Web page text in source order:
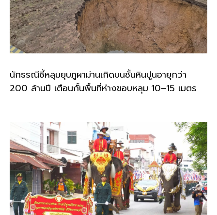
นักธรณีชี้หลุมยุบภูผาม่านเกิดบนชั้นหินปูนอายุกว่า
200 ล้านปี เตือนกั้นพื้นที่ห่างขอบหลุม 10–15 เมตร